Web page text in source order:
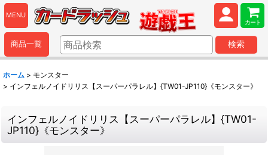
MENU
カート
商品一覧 検索
ホーム > モンスター
> インフェルノイドリリス【スーパーパラレル】{TW01-JP110}《モンスター》
インフェルノイドリリス【スーパーパラレル】{TW01-
JP110}《モンスター》